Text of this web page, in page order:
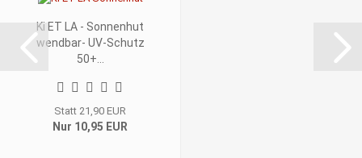
Ki ET LA - Sonnenhut
wendbar- UV-Schutz
50+...
Statt 21,90 EUR
Nur 10,95 EUR